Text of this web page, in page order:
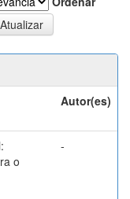
Autor(es)
o
-